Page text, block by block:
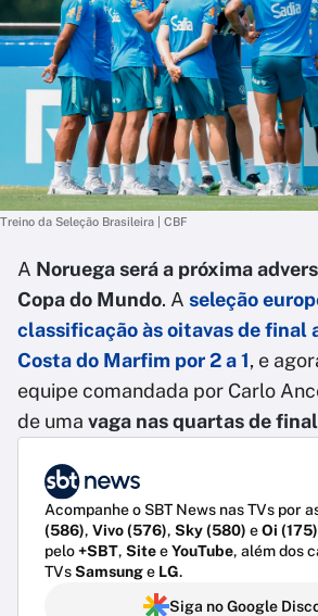
Treino da Seleção Brasileira | CBF
A Noruega será a próxima
Copa do Mundo. A seleção
classificação às oitavas de final
Costa do Marfim por 2 a 1, e
equipe comandada por Carlo
de uma vaga nas quartas de final
Acompanhe o SBT News nas TVs por
(586), Vivo (576), Sky (580) eOi (175)
pelo+SBT, SiteeYouTube, além dos
TVsSamsunge LG.
Siga no Google